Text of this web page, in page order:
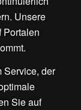
Unsere
Portalen
Service, der
Sie auf